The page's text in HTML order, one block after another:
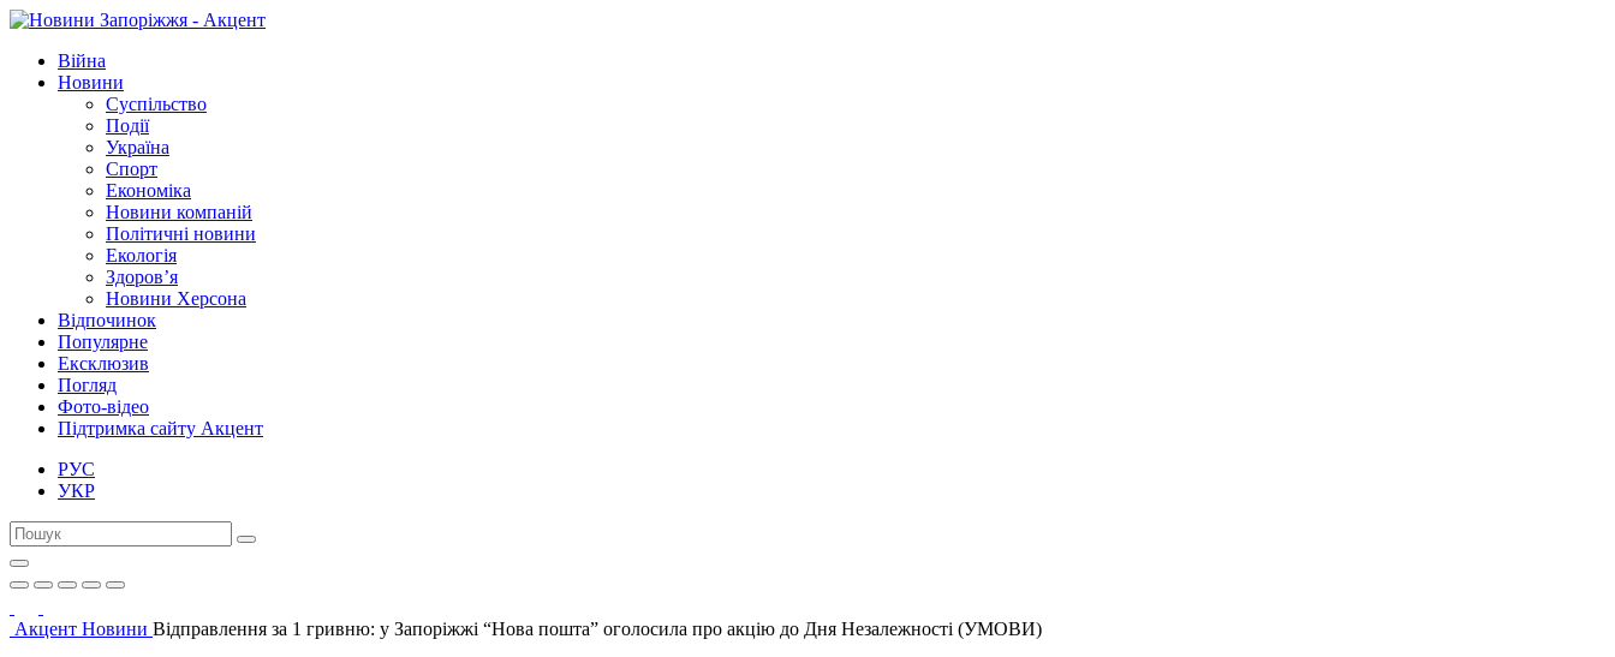
Війна
Новини
Суспільство
Події
Україна
Спорт
Економіка
Новини компаній
Політичні новини
Екологія
Здоров’я
Новини Херсона
Відпочинок
Популярне
Ексклюзив
Погляд
Фото-відео
Підтримка сайту Акцент
РУС
УКР
Акцент Новини Відправлення за 1 гривню: у Запоріжжі “Нова пошта” оголосила про акцію до Дня Незалежності (УМОВИ)